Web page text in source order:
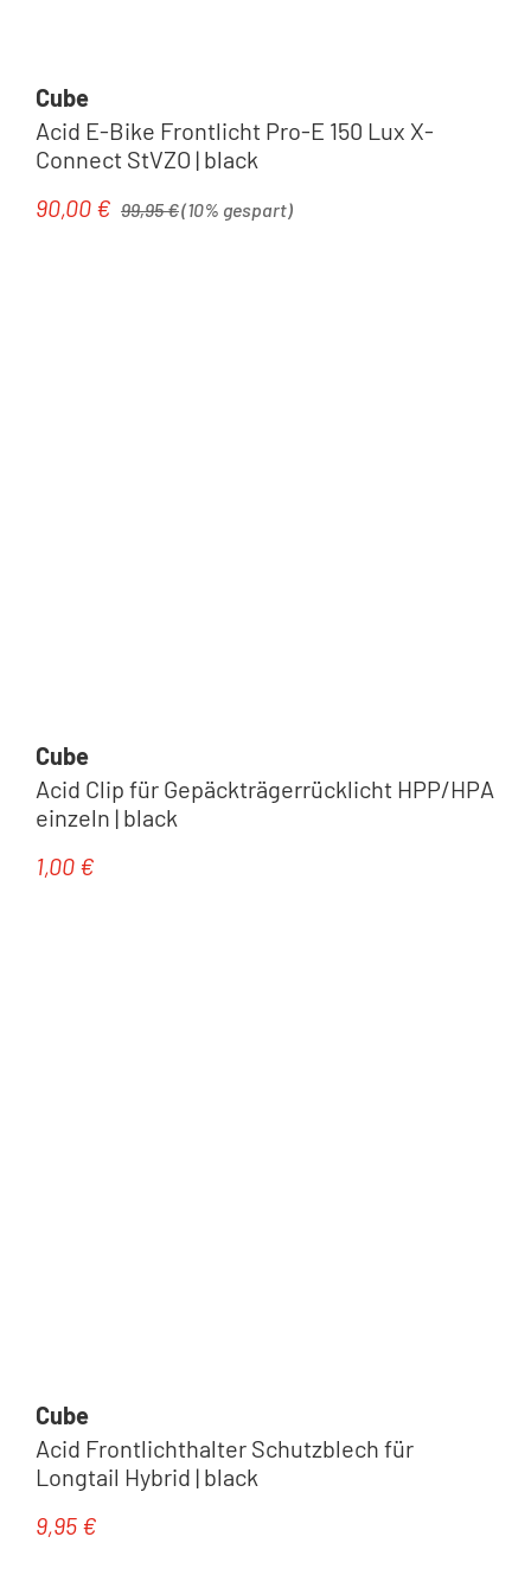
Cube
Acid E-Bike Frontlicht Pro-E 150 Lux X-
Connect StVZO | black
Verkaufspreis:
90,00 € Regulärer Preis:
99,95 €(10% gespart)
Cube
Acid Clip für Gepäckträgerrücklicht HPP/HPA
einzeln | black
Regulärer Preis:
1,00 €
Cube
Acid Frontlichthalter Schutzblech für
Longtail Hybrid | black
Regulärer Preis:
9,95 €